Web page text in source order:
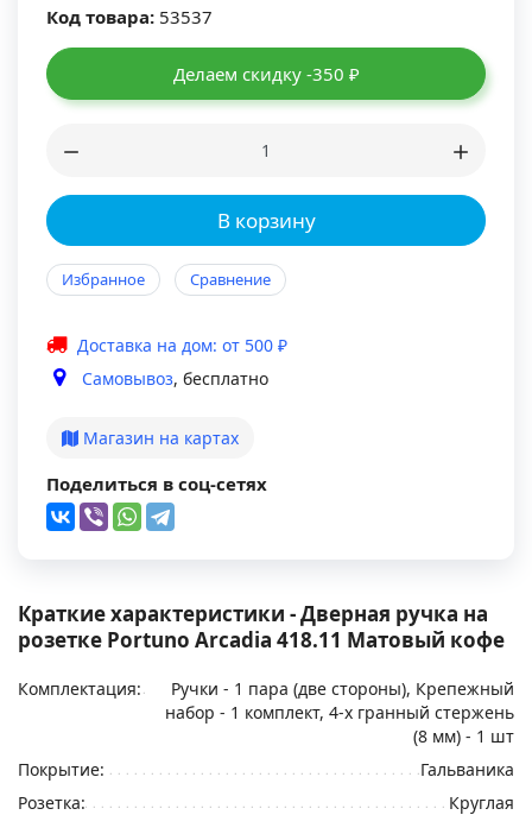
Код товара: 53537
Делаем скидку -350 ₽
В корзину
Избранное Сравнение
Доставка на дом: от 500 ₽
Самовывоз, бесплатно
Магазин на картах
Поделиться в соц-сетях
Краткие характеристики - Дверная ручка на
розетке Portuno Arcadia 418.11 Матовый кофе
Комплектация:
Ручки - 1 пара (две стороны), Крепежный
набор - 1 комплект, 4-х гранный стержень
(8 мм) - 1 шт
Покрытие:
Гальваника
Розетка:
Круглая